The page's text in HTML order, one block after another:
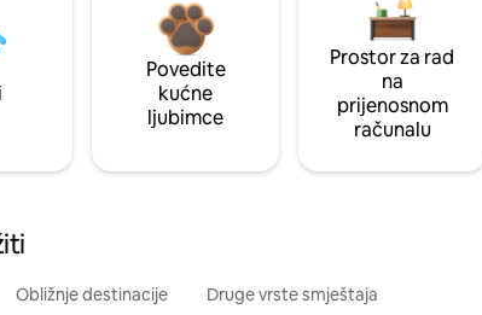
Povedite
kućne
ljubimce
Prostor za rad
na
prijenosnom
računalu
Obližnje destinacije Druge vrste smještaja